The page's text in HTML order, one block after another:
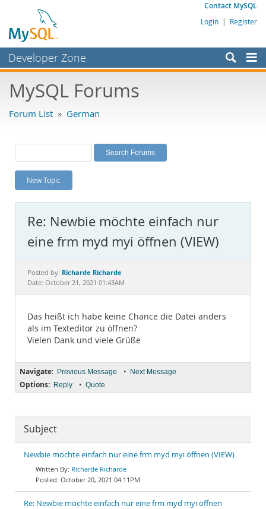
Contact MySQL
Login | Register
Developer Zone
Bugs
Labs
Planet MySQL
News and Events
MySQL.com
Downloads
Documentation
MySQL Forums
Forum List » German
New Topic
Re: Newbie möchte einfach nur
eine frm myd myi öffnen (VIEW)
Posted by: Richarde Richarde
Date: October 21, 2021 01:43AM
Das heißt ich habe keine Chance die Datei anders
als im Texteditor zu öffnen?
Vielen Dank und viele Grüße
Navigate: Previous Message • Next Message
Options: Reply • Quote
Subject
Newbie möchte einfach nur eine frm myd myi öffnen (VIEW)
Richarde Richarde
October 20, 2021 04:11PM
Re: Newbie möchte einfach nur eine frm myd myi öffnen